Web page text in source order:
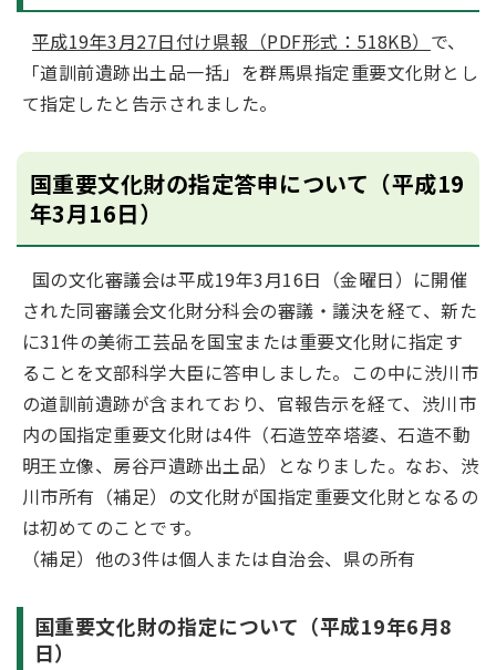
平成19年3月27日付け県報（PDF形式：518KB） で、
「道訓前遺跡出土品一括」を群馬県指定重要文化財とし
て指定したと告示されました。
国重要文化財の指定答申について（平成19
年3月16日）
国の文化審議会は平成19年3月16日（金曜日）に開催
された同審議会文化財分科会の審議・議決を経て、新た
に31件の美術工芸品を国宝または重要文化財に指定す
ることを文部科学大臣に答申しました。この中に渋川市
の道訓前遺跡が含まれており、官報告示を経て、渋川市
内の国指定重要文化財は4件（石造笠卒塔婆、石造不動
明王立像、房谷戸遺跡出土品）となりました。なお、渋
川市所有（補足）の文化財が国指定重要文化財となるの
は初めてのことです。
（補足）他の3件は個人または自治会、県の所有
国重要文化財の指定について（平成19年6月8
日）